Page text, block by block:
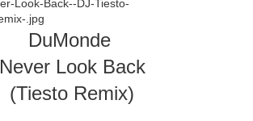
DuMonde
Never Look Back
(Tiesto Remix)